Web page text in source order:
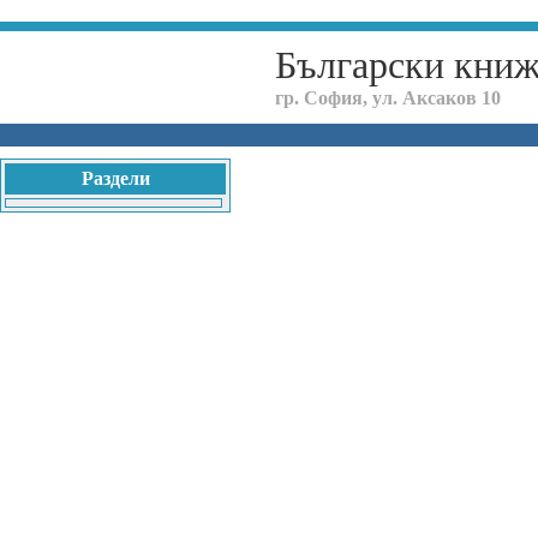
Български
гр. София, ул. Аксаков 10
Раздели